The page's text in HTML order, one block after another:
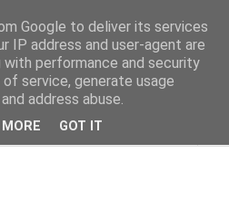
Google to deliver its services
IP address and user-agent are
with performance and security
service, generate usage
address abuse.
GOT IT